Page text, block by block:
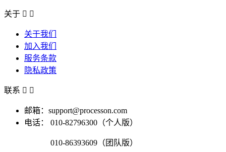
关于  
关于我们
加入我们
服务条款
隐私政策
联系  
邮箱：support@processon.com
电话：
010-82796300（个人版）
010-86393609（团队版）